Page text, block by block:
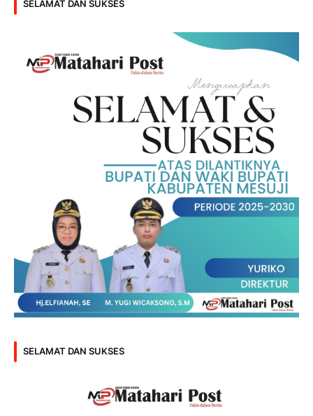
SELAMAT DAN SUKSES
SELAMAT DAN SUKSES